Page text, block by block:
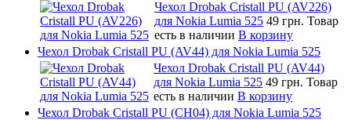
Чехол Drobak Cristall PU (AV226)
для Nokia Lumia 525 49 грн. Товар
есть в наличии В корзину
Чехол Drobak Cristall PU (AV44) для Nokia Lumia 525
Чехол Drobak Cristall PU (AV44)
для Nokia Lumia 525 49 грн. Товар
есть в наличии В корзину
Чехол Drobak Cristall PU (CH04) для Nokia Lumia 525